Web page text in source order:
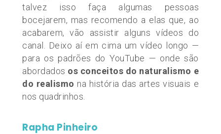
talvez isso faça algumas pessoas
bocejarem, mas recomendo a elas que, ao
acabarem, vão assistir alguns vídeos do
canal. Deixo aí em cima um vídeo longo —
para os padrões do YouTube — onde são
abordados os conceitos do naturalismo e
do realismo na história das artes visuais e
nos quadrinhos.
Rapha Pinheiro